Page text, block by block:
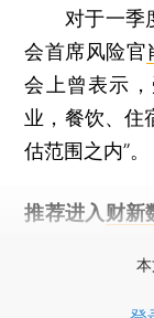
对于一季度
会首席风险官
会上曾表示
业，餐饮、住
估范围之内”。
推荐进入 财新